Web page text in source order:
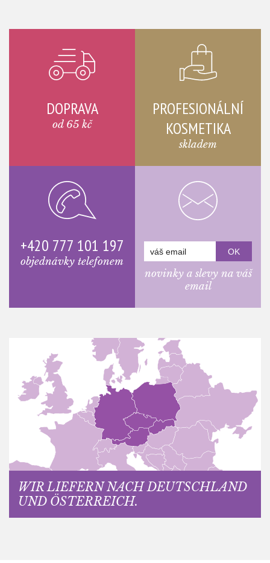
DOPRAVA
od 65 kč
PROFESIONÁLNÍ
KOSMETIKA
skladem
+420 777 101 197
objednávky telefonem
novinky a slevy na váš
email
WIR LIEFERN NACH DEUTSCHLAND
UND ÖSTERREICH.